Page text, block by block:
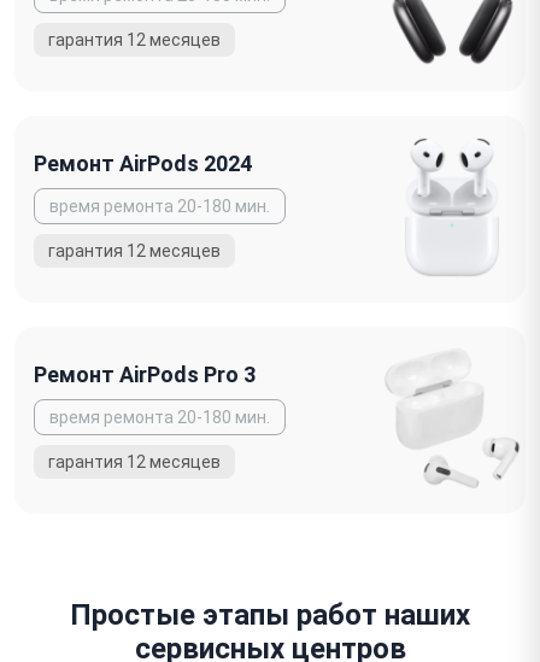
Ремонт AirPods 2024
Ремонт AirPods Pro 3
Простые этапы работ наших
сервисных центров